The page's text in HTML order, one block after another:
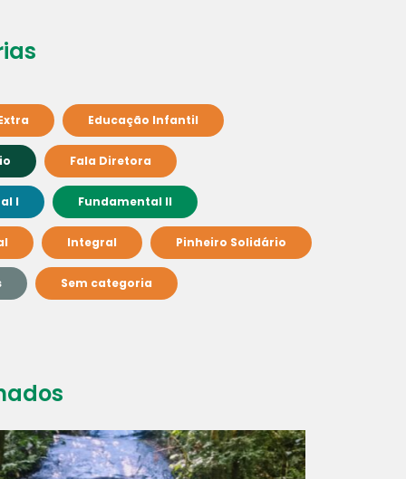
Educação Infantil
Fala Diretora
I Fundamental II
Integral Pinheiro Solidário
Sem categoria